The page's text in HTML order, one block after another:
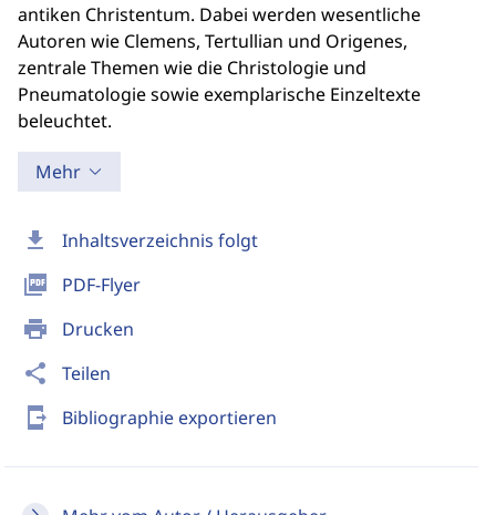
download Inhaltsverzeichnis folgt
picture_as_pdf PDF-Flyer
print Drucken
share Teilen
send_to_mobile Bibliographie exportieren
antiken Christentum. Dabei werden wesentliche
Autoren wie Clemens, Tertullian und Origenes,
zentrale Themen wie die Christologie und
Pneumatologie sowie exemplarische Einzeltexte
beleuchtet.
Mehr